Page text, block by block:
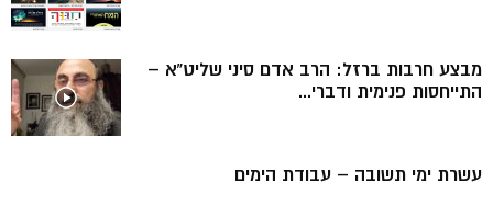
מבצע חרבות ברזל: הרב אדם סיני שליט”א –
התייחסות פנימית ודברי...
עשרת ימי תשובה – עבודת הימים